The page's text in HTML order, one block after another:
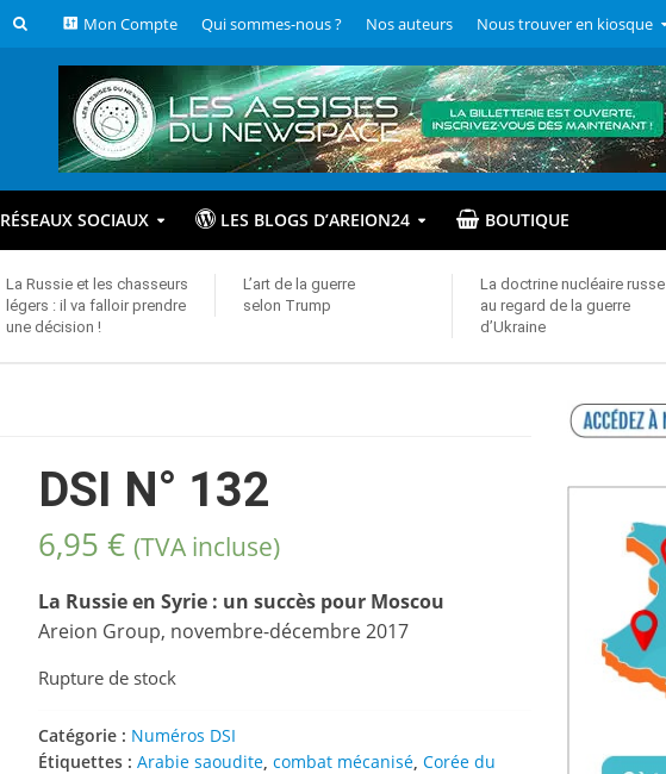
Mon Compte Qui sommes-nous ? Nos auteurs Nous trouver en kiosque
RÉSEAUX SOCIAUX LES BLOGS D’AREION24 BOUTIQUE
La Russie et les chasseurs
légers : il va falloir prendre
une décision !
L’art de la guerre
selon Trump
La doctrine nucléaire russe
au regard de la guerre
d’Ukraine
DSI N° 132
6,95€ (TVA incluse)
La Russie en Syrie : un succès pour Moscou
Areion Group, novembre-décembre 2017
Rupture de stock
Catégorie : Numéros DSI
Étiquettes :Arabie saoudite,combat mécanisé,Corée du